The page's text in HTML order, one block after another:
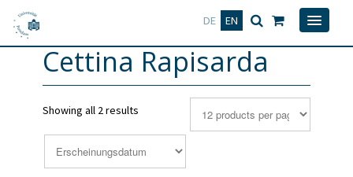
DE EN
Deutsch
Cettina Rapisarda
Showing all 2 results